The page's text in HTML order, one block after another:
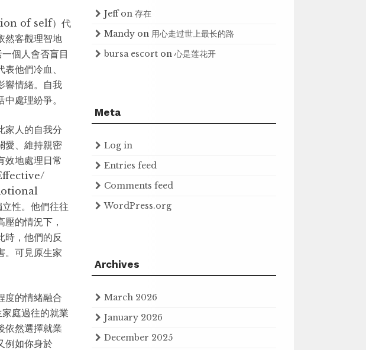
of self）代
然客觀理智地
個人會否盲目
他們冷血、
響情緒。自我
處理紛爭。
家人的自我分
愛、維持親密
效地處理日常
Effective/
性。他們往往
的情況下，
時，他們的反
。可見原生家
度的情緒融合
庭過往的就業
依然選擇就業
例如你身於
Jeffon存在
Mandy on 用心走过世上最长的路
bursa escort on心是莲花开
Meta
Log in
Entries feed
Comments feed
WordPress.org
Archives
March 2026
January 2026
December 2025